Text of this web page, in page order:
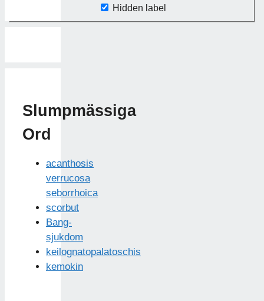
Hidden label
Slumpmässiga
Ord
acanthosis
verrucosa
seborrhoica
scorbut
Bang-
sjukdom
keilognatopalatoschis
kemokin